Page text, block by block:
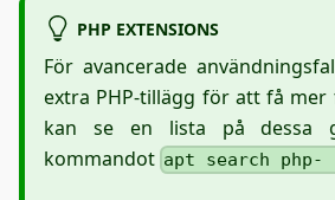
PHP EXTENSIONS
För avancerade
extra PHP-tillägg för att få
kan se en lista på dessa
kommandot apt search